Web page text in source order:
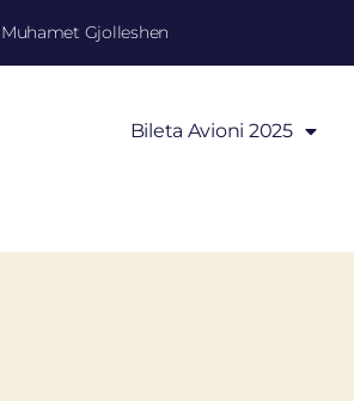
Gjolleshen
Bileta Avioni 2025